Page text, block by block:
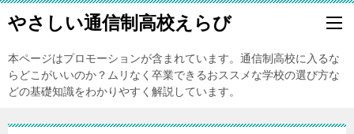
やさしい通信制高校えらび
本ページはプロモーションが含まれています。通信制高校に入るな
らどこがいいのか？ムリなく卒業できるおススメな学校の選び方な
どの基礎知識をわかりやすく解説しています。